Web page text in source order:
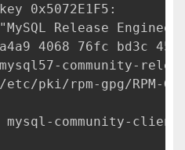
0x5072E1F5:
Release
4068 76fc bd3c
mysql57-community-
etc/pki/rpm-gpg/RPM-
mysql-community-